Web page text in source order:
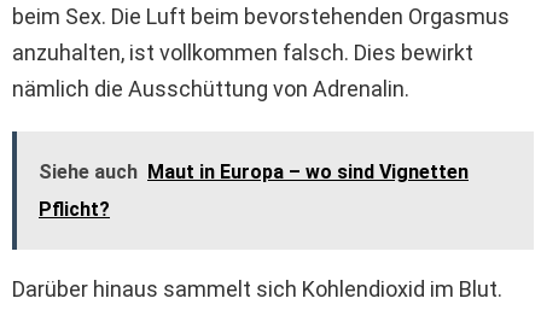
beim Sex. Die Luft beim bevorstehenden Orgasmus
anzuhalten, ist vollkommen falsch. Dies bewirkt
nämlich die Ausschüttung von Adrenalin.
Siehe auch Maut in Europa – wo sind Vignetten
Pflicht?
Darüber hinaus sammelt sich Kohlendioxid im Blut.